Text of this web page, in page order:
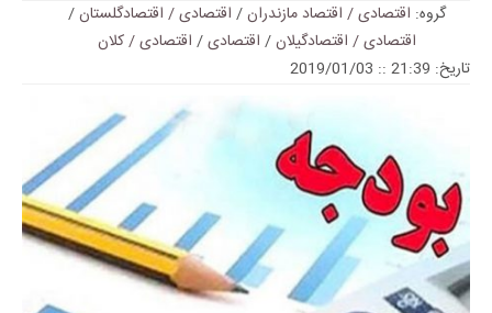
گروه: اقتصادی / اقتصاد مازندران/ اقتصادی / اقتصادگلستان/
اقتصادی / اقتصادگیلان/ اقتصادی/ اقتصادی / کلان
تاریخ: 21:39 :: 2019/01/03